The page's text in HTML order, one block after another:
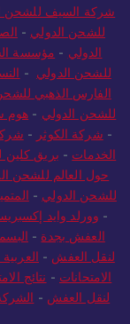
شركة السيف للشحن
للشحن الدولي -
الدولي - مؤسسة
للشحن الدولي -
الفارس الذهبي
للشحن الدولي - هوم
- شركة الكوثر -
الخدمات - بريق كلين
حول العالم للشحن
للشحن الدولي -
- وورلد وايد
العفش بجدة -
لنقل العفش -
الامتحانات - نتائج
لنقل العفش -